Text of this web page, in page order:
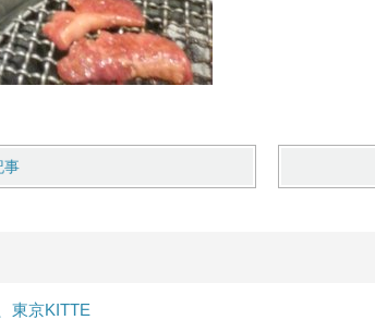
事
東京KITTE